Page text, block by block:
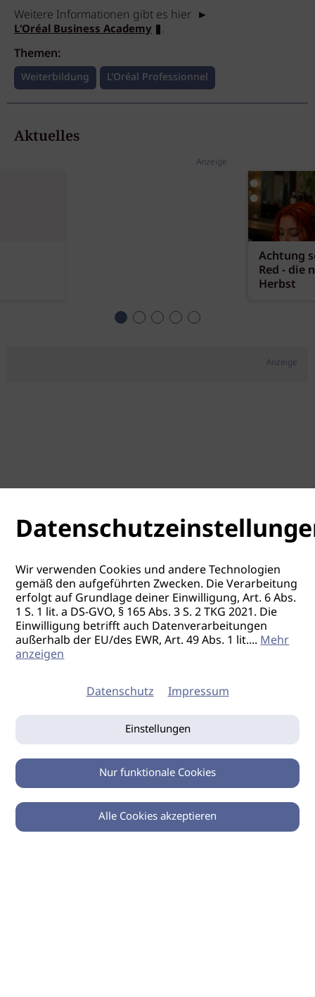
Weitere Informationen gibt es hier ►
L‘Oréal Business Academy
.
Themen:
Weiterbildung L'Oréal Professionnel
Aktuelles
Anzeige
Achtung
Red - die
Herbst
Anzeige
0
Wir verwenden Cookies und andere Technologien
gemäß den aufgeführten Zwecken. Die Verarbeitung
erfolgt auf Grundlage deiner Einwilligung, Art. 6 Abs.
1 S. 1 lit. a DS-GVO, § 165 Abs. 3 S. 2 TKG 2021. Die
Einwilligung betrifft auch Datenverarbeitungen
außerhalb der EU/des EWR, Art. 49 Abs. 1 lit....Mehr
anzeigen
Datenschutz Impressum
Einstellungen
Nur funktionale Cookies
Alle Cookies akzeptieren